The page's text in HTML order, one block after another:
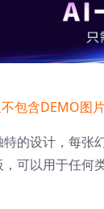
包含DEMO图片
的设计，每张
可以用于任何